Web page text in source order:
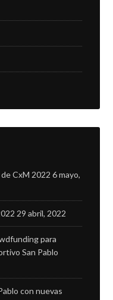
CxM 2022 6 mayo,
29 abril, 2022
para
San Pablo
con nuevas